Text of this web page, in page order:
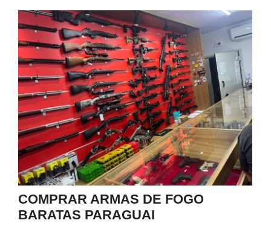
1
COMPRAR ARMAS DE FOGO
BARATAS PARAGUAI